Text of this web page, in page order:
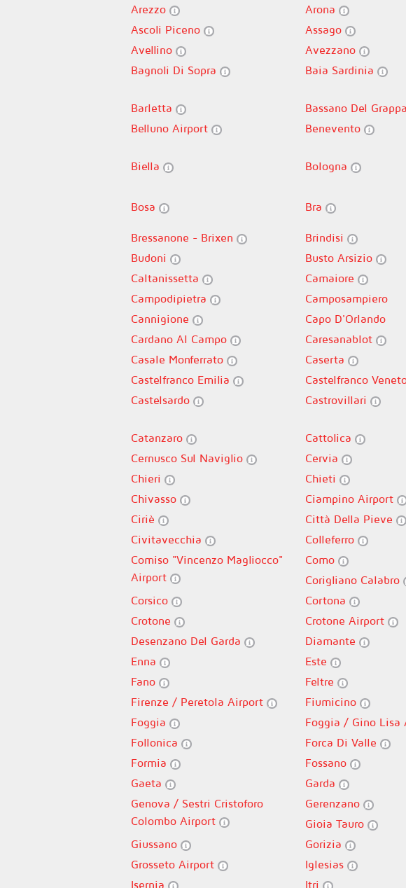
Arezzo
Arona
Ascoli Piceno
Assago
Avellino
Avezzano
Bagnoli Di Sopra
Baia Sardinia
Barletta
Bassano Del Grappa
Belluno Airport
Benevento
Biella
Bologna
Bosa
Bra
Bressanone - Brixen Brindisi
Budoni
Busto Arsizio
Caltanissetta
Camaiore
Campodipietra
Camposampiero
Cannigione
Capo D'Orlando
Cardano Al Campo
Caresanablot
Casale Monferrato
Caserta
Castelfranco Emilia
Castelfranco
Castelsardo
Castrovillari
Catanzaro
Cattolica
Cernusco Sul Naviglio
Cervia
Chieri
Chieti
Chivasso
Ciampino Airport
Ciriè
Città Della Pieve
Civitavecchia
Colleferro
Comiso "Vincenzo Magliocco"
Airport
Como
Corigliano Calabro
Corsico
Cortona
Crotone
Crotone Airport
Desenzano Del Garda
Diamante
Enna
Este
Fano
Feltre
Firenze / Peretola Airport
Fiumicino
Foggia
Foggia / Gino Lisa
Follonica
Forca Di Valle
Formia
Fossano
Gaeta
Garda
Genova / Sestri Cristoforo
Colombo Airport
Gerenzano
Gioia Tauro
Giussano
Gorizia
Grosseto Airport
Iglesias
Isernia
Itri